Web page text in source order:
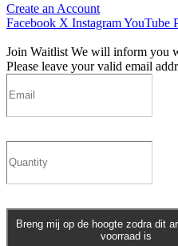
Create an Account
Facebook X InstagramYouTube
Join Waitlist We will inform you
Please leave your valid email
Breng mij op de hoogte zodra dit
voorraad is